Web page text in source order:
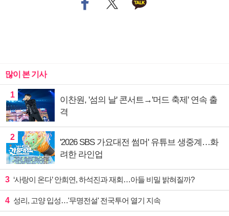
많이 본 기사
1
이찬원, '섬의 날' 콘서트→'머드 축제' 연속 출
격
2
'2026 SBS 가요대전 썸머' 유튜브 생중계…화
려한 라인업
3 ‘사랑이 온다’ 안희연, 하석진과 재회…아들 비밀 밝혀질까?
4 성리, 고양 입성…'무명전설' 전국투어 열기 지속